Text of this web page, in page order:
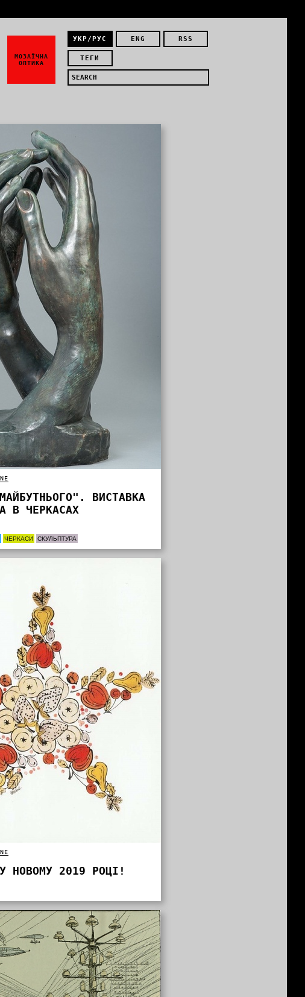
УКР/РУС ENG RSS
ТЕГИ
МОЗАЇЧНА
ОПТИКА
ВИСТАВКА
В ЧЕРКАСАХ
ЧЕРКАСИ СКУЛЬПТУРА
НОВОМУ 2019 РОЦІ!